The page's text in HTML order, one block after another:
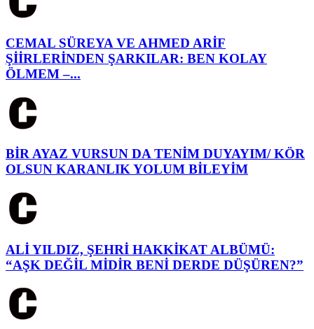
CEMAL SÜREYA VE AHMED ARİF
ŞİİRLERİNDEN ŞARKILAR: BEN KOLAY
ÖLMEM –...
BİR AYAZ VURSUN DA TENİM DUYAYIM/ KÖR
OLSUN KARANLIK YOLUM BİLEYİM
ALİ YILDIZ, ŞEHRİ HAKKİKAT ALBÜMÜ:
“AŞK DEĞİL MİDİR BENİ DERDE DÜŞÜREN?”